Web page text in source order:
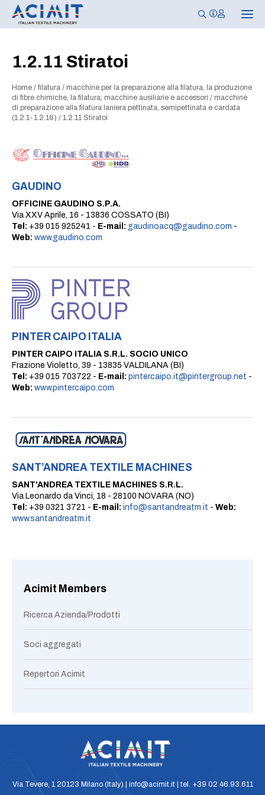
N
a
1.2.11 Stiratoi
Home / filatura / macchine per la preparazione alla filatura, la produzione
di fibre chimiche, la filatura; macchine ausiliarie e accessori / macchine
di preparazione alla filatura laniera pettinata, semipettinata e cardata
(1.2.1-1.2.16) / 1.2.11 Stiratoi
GAUDINO
OFFICINE GAUDINO S.P.A.
Via XXV Aprile, 16 - 13836 COSSATO (BI)
Tel: +39 015 925241 - E-mail: gaudinoacq@gaudino.com -
Web: www.gaudino.com
PINTER CAIPO ITALIA
PINTER CAIPO ITALIA S.R.L. SOCIO UNICO
Frazione Violetto, 39 - 13835 VALDILANA (BI)
Tel: +39 015 703722 - E-mail: pintercaipo.it@pintergroup.net -
Web: www.pintercaipo.com
SANT’ANDREA TEXTILE MACHINES
SANT'ANDREA TEXTILE MACHINES S.R.L.
Via Leonardo da Vinci, 18 - 28100 NOVARA (NO)
Tel: +39 0321 3721 - E-mail: info@santandreatm.it - Web:
www.santandreatm.it
Acimit Members
Ricerca Azienda/Prodotti
Soci aggregati
Repertori Acimit
Via Tevere, 1 20123 Milano (Italy) | info@acimit.it | tel. +39 02 46.93.611